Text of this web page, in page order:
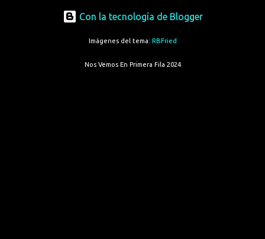
Con la tecnología de Blogger
Imágenes del tema: RBFried
Nos Vemos En Primera Fila 2024